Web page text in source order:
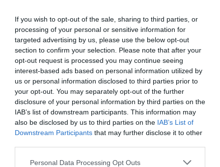
If you wish to opt-out of the sale, sharing to third parties, or
processing of your personal or sensitive information for
targeted advertising by us, please use the below opt-out
section to confirm your selection. Please note that after your
opt-out request is processed you may continue seeing
interest-based ads based on personal information utilized by
us or personal information disclosed to third parties prior to
your opt-out. You may separately opt-out of the further
disclosure of your personal information by third parties on the
IAB’s list of downstream participants. This information may
also be disclosed by us to third parties on the IAB’s List of
Downstream Participants that may further disclose it to other
Please note that this website/app uses one or more Google
Personal Data Processing Opt Outs
ΣΧΟΛΙΑ